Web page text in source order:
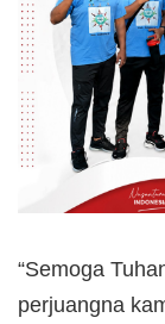
“Semoga
perjuangna